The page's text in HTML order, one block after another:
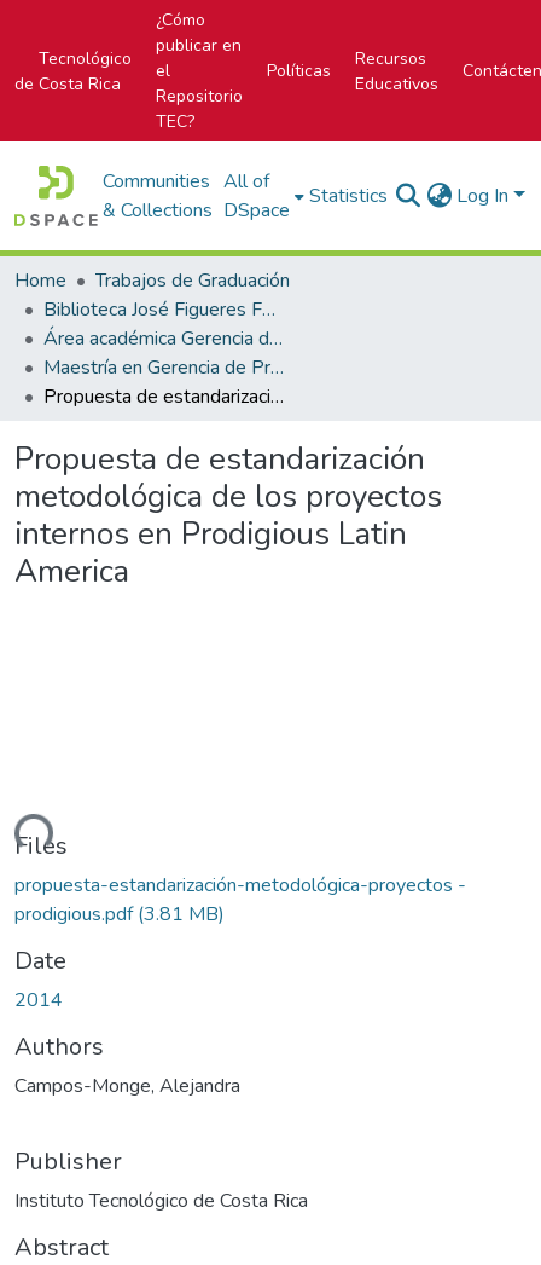
Tecnológico
de Costa Rica
¿Cómo
publicar en
el
Repositorio
TEC?
Políticas
Recursos
Educativos
Communities
& Collections
All of
DSpace
Statistics Log In
Home
Trabajos de Graduación
Biblioteca José Figueres Ferrer
Área académica Gerencia de Proyectos
Maestría en Gerencia de Proyectos
Propuesta de estandarización metodológica de los proyectos internos en Prodigious Latin America
Propuesta de estandarización
metodológica de los proyectos
internos en Prodigious Latin
America
Files
propuesta-estandarización-metodológica-proyectos -
prodigious.pdf(3.81 MB)
Date
2014
Authors
Campos-Monge, Alejandra
Publisher
Instituto Tecnológico de Costa Rica
Abstract